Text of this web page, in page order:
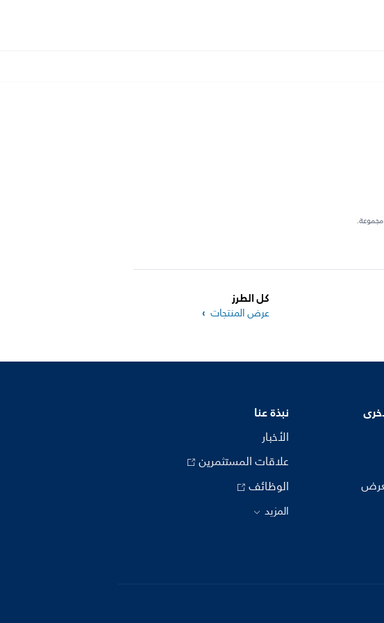
كل الطرز
عرض المنتجات
نبذة عنا
الأخبار
علاقات المستثمرين
الوظائف
المزيد